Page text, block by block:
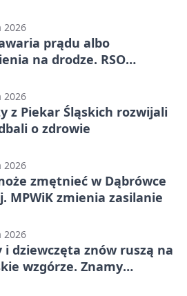
2026
prądu albo
na drodze. RSO
2026
z Piekar Śląskich rozwijali
o zdrowie
2026
zmętnieć w Dąbrówce
MPWiK zmienia zasilanie
2026
i dziewczęta znów ruszą na
wzgórze. Znamy